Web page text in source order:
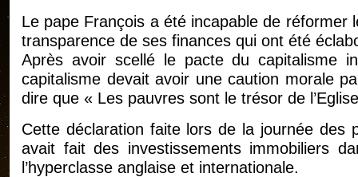
Le pape François a été incapable de réformer
transparence de ses finances qui ont été
Après avoir scellé le pacte du capitalisme
capitalisme devait avoir une caution morale
dire que « Les pauvres sont le trésor de
Cette déclaration faite lors de la journée des
avait fait des investissements immobiliers
l’hyperclasse anglaise et internationale.